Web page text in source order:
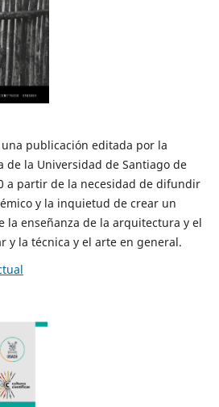
una publicación editada por la
de la Universidad de Santiago de
a partir de la necesidad de difundir
y la inquietud de crear un
la enseñanza de la arquitectura y el
y la técnica y el arte en general.